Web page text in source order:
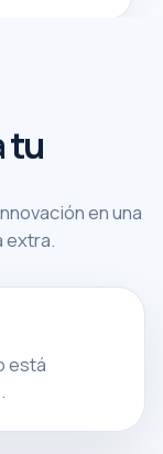
tu
en una
extra.
está